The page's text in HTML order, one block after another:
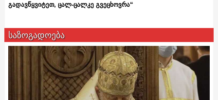
გადავწყვიტეთ, ცალ-ცალკე გვეცხოვრა“
საზოგადოება